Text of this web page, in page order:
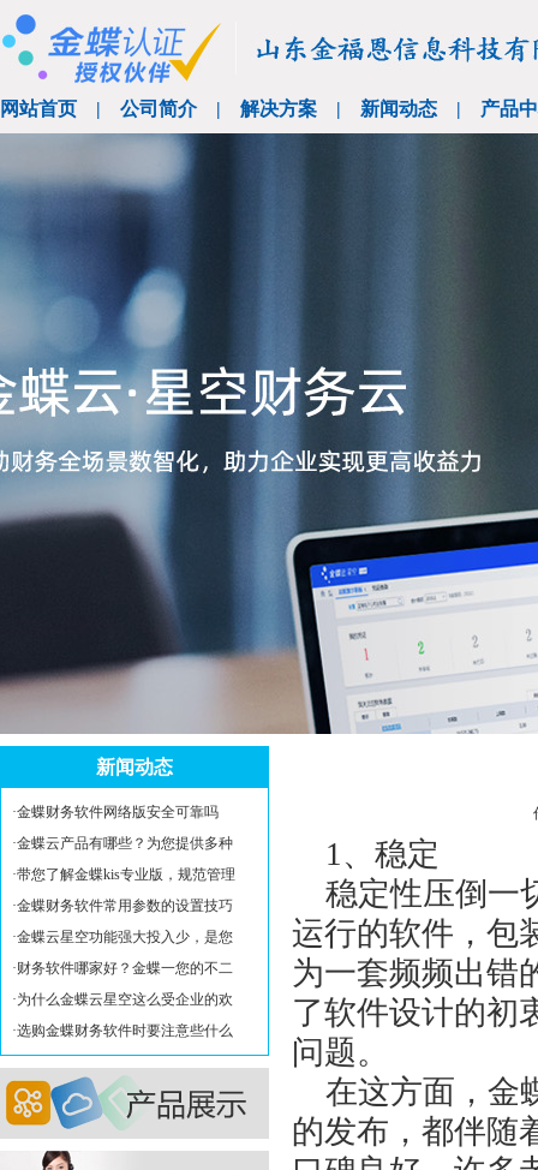
网站首页 | 公司简介| 解决方案 | 新闻动态 | 产品
新闻动态
·金蝶财务软件网络版安全可靠吗
·金蝶云产品有哪些？为您提供多种
·带您了解金蝶kis专业版，规范管理
·金蝶财务软件常用参数的设置技巧
·金蝶云星空功能强大投入少，是您
·财务软件哪家好？金蝶一您的不二
·为什么金蝶云星空这么受企业的欢
·选购金蝶财务软件时要注意些什么
1、稳定
稳定性压倒一
运行的软件，包
为一套频频出错
了软件设计的初
问题。
在这方面，金
的发布，都伴随